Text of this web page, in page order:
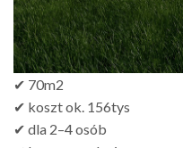
✔ 70m2
✔ koszt ok. 156tys
✔ dla 2–4 osób